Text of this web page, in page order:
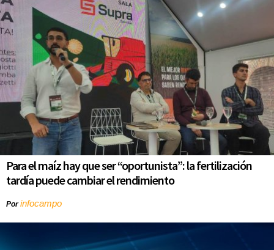
Para el maíz hay que ser “oportunista”: la fertilización
tardía puede cambiar el rendimiento
Porinfocampo